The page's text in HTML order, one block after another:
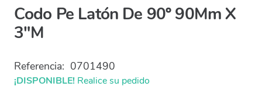
Codo Pe Latón De 90º 90Mm X
3″M
Referencia: 0701490
¡DISPONIBLE! Realice su pedido